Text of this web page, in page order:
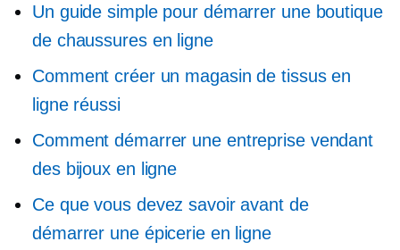
Un guide simple pour démarrer une boutique
de chaussures en ligne
Comment créer un magasin de tissus en
ligne réussi
Comment démarrer une entreprise vendant
des bijoux en ligne
Ce que vous devez savoir avant de
démarrer une épicerie en ligne